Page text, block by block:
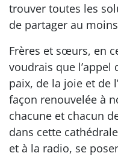
trouver toutes les
de partager au
Frères et sœurs, en
voudrais que
paix, de la joie et de
façon renouvelée à
chacune et chacun
dans cette
et à la radio, se